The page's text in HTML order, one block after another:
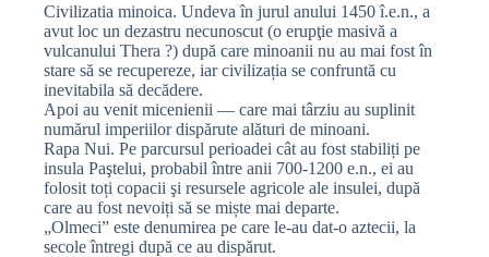
Civilizatia minoica. Undeva în jurul anului 1450 î.e.n., a
avut loc un dezastru necunoscut (o erupţie masivă a
vulcanului Thera ?) după care minoanii nu au mai fost în
stare să se recupereze, iar civilizația se confruntă cu
inevitabila să decădere.
Apoi au venit micenienii — care mai târziu au suplinit
numărul imperiilor dispărute alături de minoani.
Rapa Nui. Pe parcursul perioadei cât au fost stabiliți pe
insula Paştelui, probabil între anii 700-1200 e.n., ei au
folosit toți copacii şi resursele agricole ale insulei, după
care au fost nevoiți să se miște mai departe.
„Olmeci” este denumirea pe care le-au dat-o aztecii, la
secole întregi după ce au dispărut.